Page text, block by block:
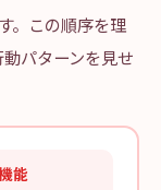
。この順序を理
パターンを見せ
能